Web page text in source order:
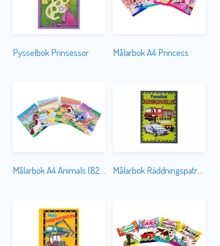
Pysselbok Prinsessor Målarbok A4 Princess
Målarbok A4 Animals (8292) Målarbok Räddningspatrullen